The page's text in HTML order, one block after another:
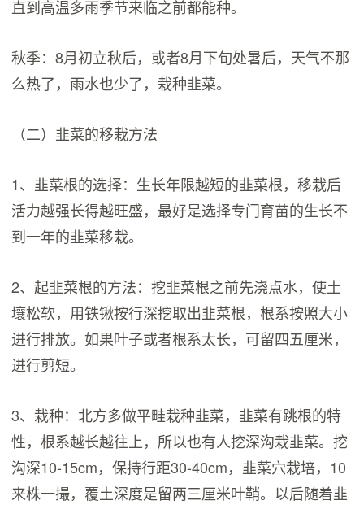
直到高温多雨季节来临之前都能种。
秋季：8月初立秋后，或者8月下旬处暑后，天气不那
么热了，雨水也少了，栽种韭菜。
（二）韭菜的移栽方法
1、韭菜根的选择：生长年限越短的韭菜根，移栽后
活力越强长得越旺盛，最好是选择专门育苗的生长不
到一年的韭菜移栽。
2、起韭菜根的方法：挖韭菜根之前先浇点水，使土
壤松软，用铁锹按行深挖取出韭菜根，根系按照大小
进行排放。如果叶子或者根系太长，可留四五厘米，
进行剪短。
3、栽种：北方多做平畦栽种韭菜，韭菜有跳根的特
性，根系越长越往上，所以也有人挖深沟栽韭菜。挖
沟深10-15cm，保持行距30-40cm，韭菜穴栽培，10
来株一撮，覆土深度是留两三厘米叶鞘。以后随着韭